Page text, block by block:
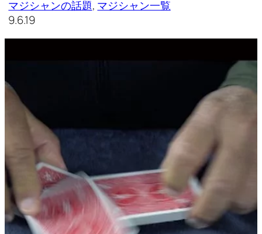
マジシャンの話題, マジシャン一覧
9.6.19